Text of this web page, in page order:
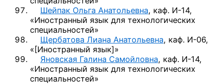
Шейпак Ольга Анатольевна, каф. И-14,
«Иностранный язык для технологических
специальностей»
Щербатова Лиана Анатольевна, каф. И-06,
« [Иностранный язык]»
Яновская Галина Самойловна, каф. И-14,
«Иностранный язык для технологических
специальностей»